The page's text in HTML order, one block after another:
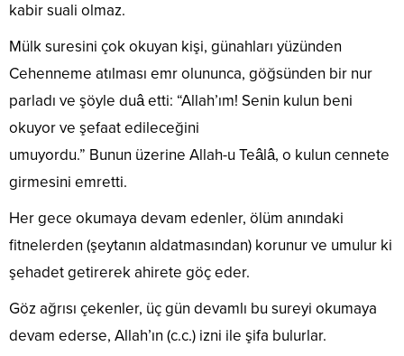
kabir suali olmaz.
Mülk suresini çok okuyan kişi, günahları yüzünden
Cehenneme atılması emr olununca, göğsünden bir nur
parladı ve şöyle duâ etti: “Allah’ım! Senin kulun beni
okuyor ve şefaat edileceğini
umuyordu.” Bunun üzerine Allah-u Teâlâ, o kulun cennete
girmesini emretti.
Her gece okumaya devam edenler, ölüm anındaki
fitnelerden (şeytanın aldatmasından) korunur ve umulur ki
şehadet getirerek ahirete göç eder.
Göz ağrısı çekenler, üç gün devamlı bu sureyi okumaya
devam ederse, Allah’ın (c.c.) izni ile şifa bulurlar.